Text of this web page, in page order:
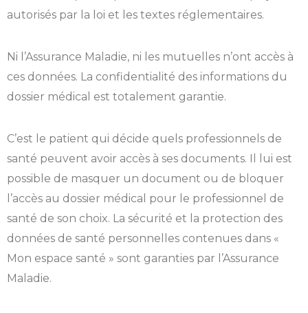
autorisés par la loi et les textes réglementaires.
Ni l’Assurance Maladie, ni les mutuelles n’ont accès à
ces données. La confidentialité des informations du
dossier médical est totalement garantie.
C’est le patient qui décide quels professionnels de
santé peuvent avoir accès à ses documents. Il lui est
possible de masquer un document ou de bloquer
l’accès au dossier médical pour le professionnel de
santé de son choix. La sécurité et la protection des
données de santé personnelles contenues dans «
Mon espace santé » sont garanties par l’Assurance
Maladie.